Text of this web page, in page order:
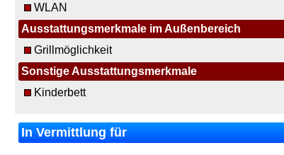
WLAN
Ausstattungsmerkmale im Außenbereich
Grillmöglichkeit
Sonstige Ausstattungsmerkmale
Kinderbett
In Vermittlung für